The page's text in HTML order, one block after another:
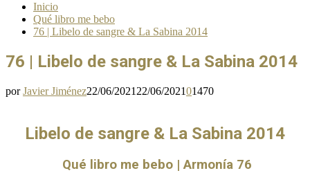
Inicio
Qué libro me bebo
76 | Libelo de sangre & La Sabina 2014
76 | Libelo de sangre & La Sabina 2014
porJavier Jiménez22/06/2021 22/06/202101470
Libelo de sangre & La Sabina 2014
Qué libro me bebo | Armonía 76